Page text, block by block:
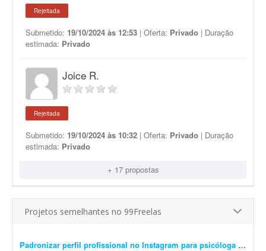
Rejeitada
Submetido: 19/10/2024 às 12:53 | Oferta: Privado | Duração
estimada: Privado
Joice R.
Rejeitada
Submetido: 19/10/2024 às 10:32 | Oferta: Privado | Duração
estimada: Privado
+ 17 propostas
Projetos semelhantes no 99Freelas
Padronizar perfil profissional no Instagram para psicóloga